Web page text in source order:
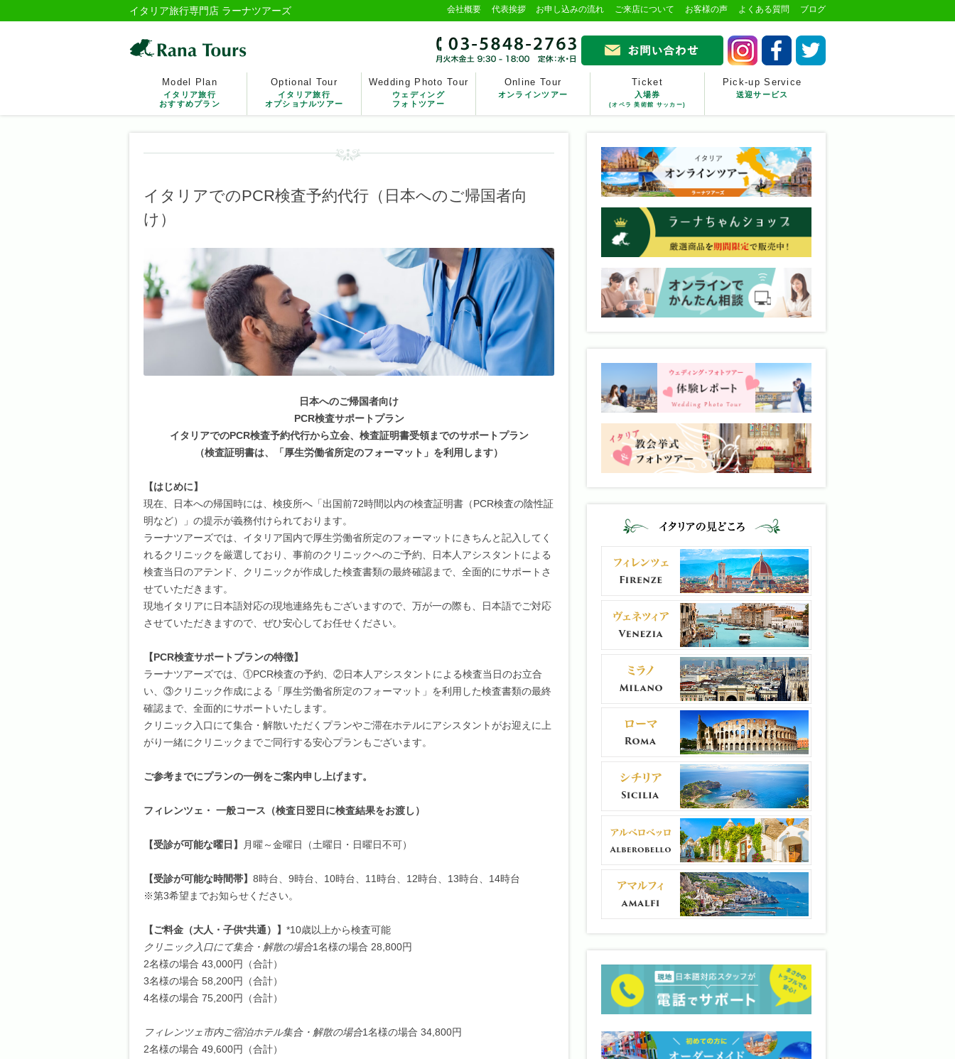
イタリア旅行専門店 ラーナツアーズ 会社概要 代表挨拶 お申し込みの流れ ご来店について お客様の声 よくある質問 ブログ
Model Plan
イタリア旅行
おすすめプラン
Optional Tour
イタリア旅行
オプショナルツアー
Wedding Photo Tour
ウェディング
フォトツアー
Online Tour
オンラインツアー
Ticket
入場券
(オペラ 美術館 サッカー)
Pick-up Service
送迎サービス
イタリアでのPCR検査予約代行（日本へのご帰国者向
け）
日本へのご帰国者向け
PCR検査サポートプラン
イタリアでのPCR検査予約代行から立会、検査証明書受領までのサポートプラン
（検査証明書は、「厚生労働省所定のフォーマット」を利用します）
【はじめに】
現在、日本への帰国時には、検疫所へ「出国前72時間以内の検査証明書（PCR検査の陰性証
明など）」の提示が義務付けられております。
ラーナツアーズでは、イタリア国内で厚生労働省所定のフォーマットにきちんと記入してく
れるクリニックを厳選しており、事前のクリニックへのご予約、日本人アシスタントによる
検査当日のアテンド、クリニックが作成した検査書類の最終確認まで、全面的にサポートさ
せていただきます。
現地イタリアに日本語対応の現地連絡先もございますので、万が一の際も、日本語でご対応
させていただきますので、ぜひ安心してお任せください。
【PCR検査サポートプランの特徴】
ラーナツアーズでは、①PCR検査の予約、②日本人アシスタントによる検査当日のお立合
い、③クリニック作成による「厚生労働省所定のフォーマット」を利用した検査書類の最終
確認まで、全面的にサポートいたします。
クリニック入口にて集合・解散いただくプランやご滞在ホテルにアシスタントがお迎えに上
がり一緒にクリニックまでご同行する安心プランもございます。
ご参考までにプランの一例をご案内申し上げます。
フィレンツェ・ 一般コース （検査日翌日に検査結果をお渡し）
【受診が可能な曜日】 月曜～金曜日（土曜日・日曜日不可）
【受診が可能な時間帯】 8時台、9時台、10時台、11時台、12時台、13時台、14時台
※第3希望までお知らせください。
【ご料金 （大人・子供*共通） 】 *10歳以上から検査可能
クリニック入口にて集合・解散の場合1名様の場合 28,800円
2名様の場合 43,000円
（合計）
3名様の場合 58,200円
（合計）
4名様の場合 75,200円
（合計）
フィレンツェ市内ご宿泊ホテル集合・解散の場合1名様の場合 34,800円
2名様の場合 49,600円
（合計）